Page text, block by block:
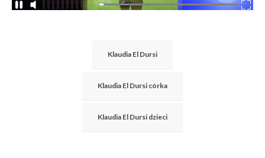
Klaudia El Dursi
Klaudia El Dursi córka
Klaudia El Dursi dzieci